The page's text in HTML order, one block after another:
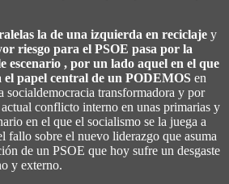
la de una izquierda en reciclaje y
riesgo para el PSOE pasa por la
escenario , por un lado aquel en el que
papel central de un PODEMOS en
socialdemocracia transformadora y por
conflicto interno en unas primarias y
en el que el socialismo se la juega a
fallo sobre el nuevo liderazgo que asuma
de un PSOE que hoy sufre un desgaste
y externo.